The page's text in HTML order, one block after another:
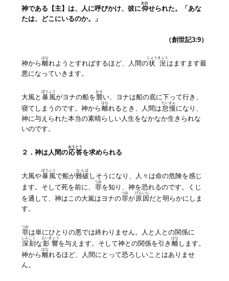
神である【主】は、人に呼びかけ、彼に仰
おお
せられた。「あな
たは、どこにいるのか。」
（創世記3:9）
神から 離
はな
れようとすればするほど、人間の状況
じょうきょう
はますます最
悪になっていきます。
大風と 暴風
ぼうふう
がヨナの船を襲
おそ
い、ヨナは船の底に下って行き、
寝てしまうのです。神から 離
はな
れるとき、人間は 怠慢
たいまん
になり、
神に与えられた本当の素晴らしい人生をなかなか生きられな
いのです。
２．神は人間の応答
おうとう
を求められる
大風や暴風
ぼうふう
で船が難破
なんぱ
しそうになり、人々は命の危険を感じ
ます。そして死を前に、 罪
つみ
を知り、神を恐れるのです。くじ
を通して、神はこの大嵐はヨナの罪
つみ
が 原因
げんいん
だと明らかにしま
す。
罪
つみ
は単にひとりの悪では終わりません。人と人との関係に
深刻
しんこく
な影響
えいきょう
を与えます。そして神との関係を引き 離
はな
します。
神から 離
はな
れるほど、人間にとって恐ろしいことはありませ
ん。